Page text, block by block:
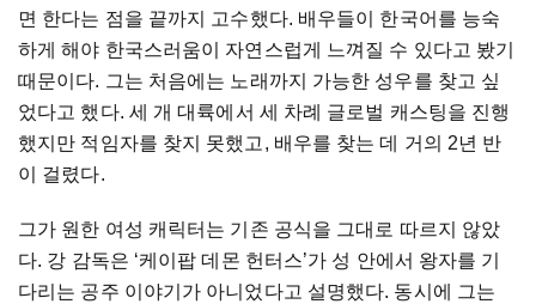
면 한다는 점을 끝까지 고수했다. 배우들이 한국어를 능숙
하게 해야 한국스러움이 자연스럽게 느껴질 수 있다고 봤기
때문이다. 그는 처음에는 노래까지 가능한 성우를 찾고 싶
었다고 했다. 세 개 대륙에서 세 차례 글로벌 캐스팅을 진행
했지만 적임자를 찾지 못했고, 배우를 찾는 데 거의 2년 반
이 걸렸다.
그가 원한 여성 캐릭터는 기존 공식을 그대로 따르지 않았
다. 강 감독은 ‘케이팝 데몬 헌터스’가 성 안에서 왕자를 기
다리는 공주 이야기가 아니었다고 설명했다. 동시에 그는